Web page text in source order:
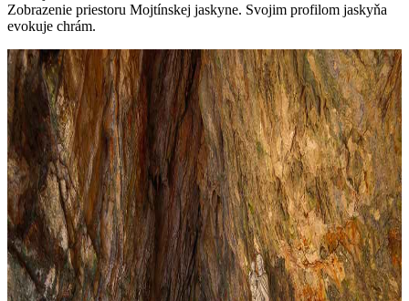
Zobrazenie priestoru Mojtínskej jaskyne. Svojim profilom jaskyňa
evokuje chrám.